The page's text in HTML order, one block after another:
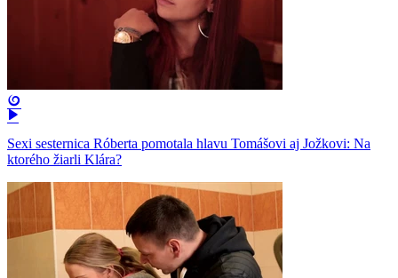
Sexi sesternica Róberta pomotala hlavu Tomášovi aj Jožkovi: Na
ktorého žiarli Klára?